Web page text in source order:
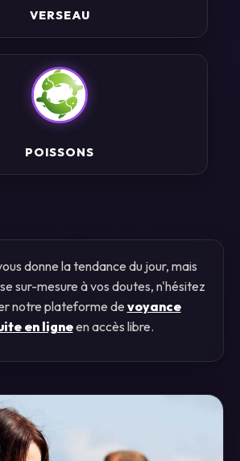
VERSEAU
POISSONS
donne la tendance du jour, mais
sur-mesure à vos doutes, n'hésitez
notre plateforme de voyance
en ligneen accès libre.